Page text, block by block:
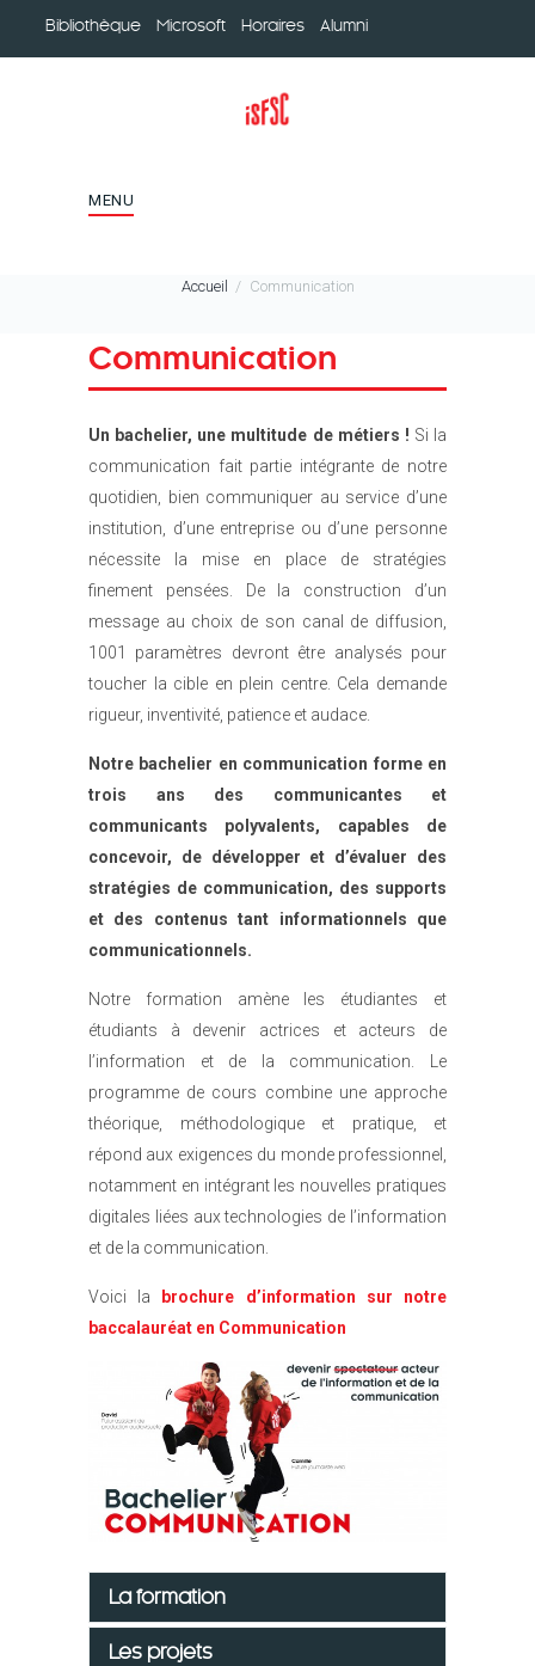
Bibliothèque Microsoft Horaires Alumni
MENU
Accueil Communication
Communication
Un bachelier, une multitude de métiers ! Si la
communication fait partie intégrante de notre
quotidien, bien communiquer au service d’une
institution, d’une entreprise ou d’une personne
nécessite la mise en place de stratégies
finement pensées. De la construction d’un
message au choix de son canal de diffusion,
1001 paramètres devront être analysés pour
toucher la cible en plein centre. Cela demande
rigueur, inventivité, patience et audace.
Notre bachelier en communication forme en
trois ans des communicantes et
communicants polyvalents, capables de
concevoir, de développer et d’évaluer des
stratégies de communication, des supports
et des contenus tant informationnels que
communicationnels.
Notre formation amène les étudiantes et
étudiants à devenir actrices et acteurs de
l’information et de la communication. Le
programme de cours combine une approche
théorique, méthodologique et pratique, et
répond aux exigences du monde professionnel,
notamment en intégrant les nouvelles pratiques
digitales liées aux technologies de l’information
et de la communication.
Voici la
brochure d’information sur notre
baccalauréat en Communication
La formation
Les projets